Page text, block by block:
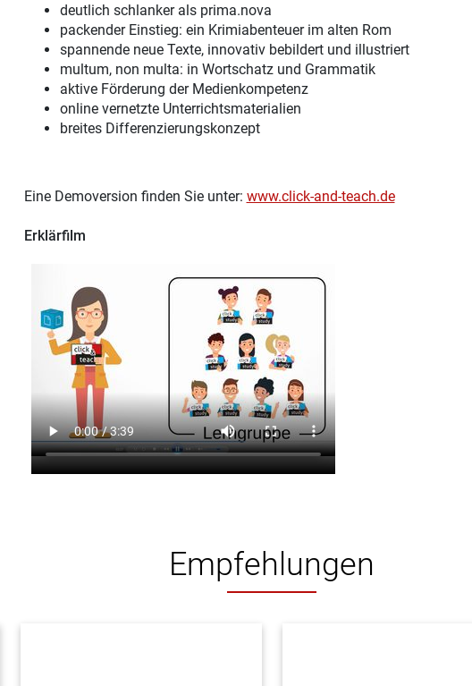
deutlich schlanker als prima.nova
packender Einstieg: ein Krimiabenteuer im alten Rom
spannende neue Texte, innovativ bebildert und illustriert
multum, non multa: in Wortschatz und Grammatik
aktive Förderung der Medienkompetenz
online vernetzte Unterrichtsmaterialien
breites Differenzierungskonzept
Eine Demoversion finden Sie unter: www.click-and-teach.de
Erklärfilm
Empfehlungen